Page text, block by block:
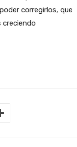
corregirlos, que